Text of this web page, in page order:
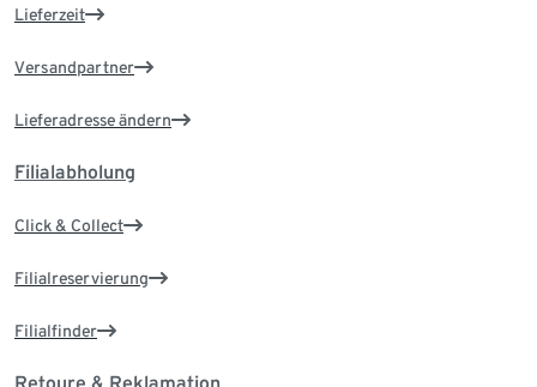
Lieferzeit
Versandpartner
Lieferadresse ändern
Filialabholung
Click & Collect
Filialreservierung
Filialfinder
Retoure & Reklamation